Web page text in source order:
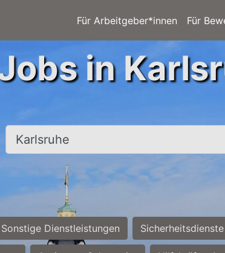
Für Arbeitgeber*innen Für
in
Ort, Stadt
Sonstige Dienstleistungen Sicherheitsdienste